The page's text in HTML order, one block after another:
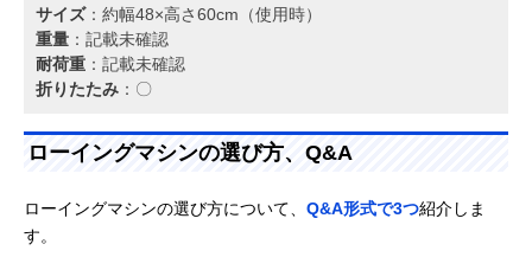
サイズ：約幅48×高さ60cm（使用時）
重量 ：記載未確認
耐荷重 ：記載未確認
折りたたみ ：〇
ローイングマシンの選び方、Q&A
ローイングマシンの選び方について、 Q&A形式で3つ紹介しま
す。